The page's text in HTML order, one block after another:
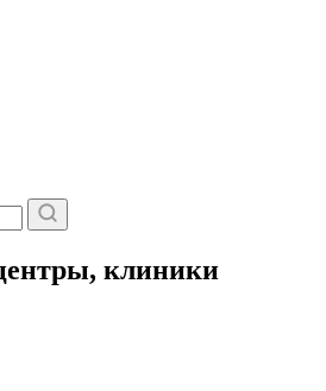
клиники